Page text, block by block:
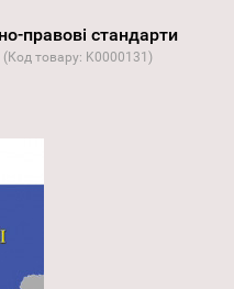
правові стандарти
(Код товару: K0000131 )